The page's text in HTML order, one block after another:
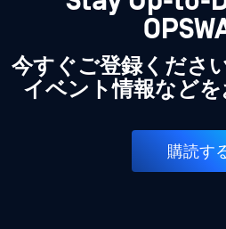
今すぐご登録くださ
イベント情報などを
購読す